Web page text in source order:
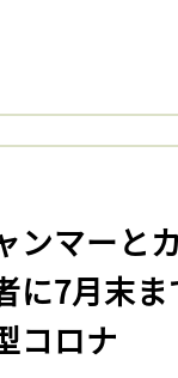
ンマーと
に7月末ま
コロナ